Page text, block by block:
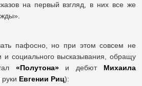
на первый взгляд, в них все же
пафосно, но при этом совсем не
и социального высказывания, обращу
«Полутона»и дебют Михаила
руки Евгении Риц):